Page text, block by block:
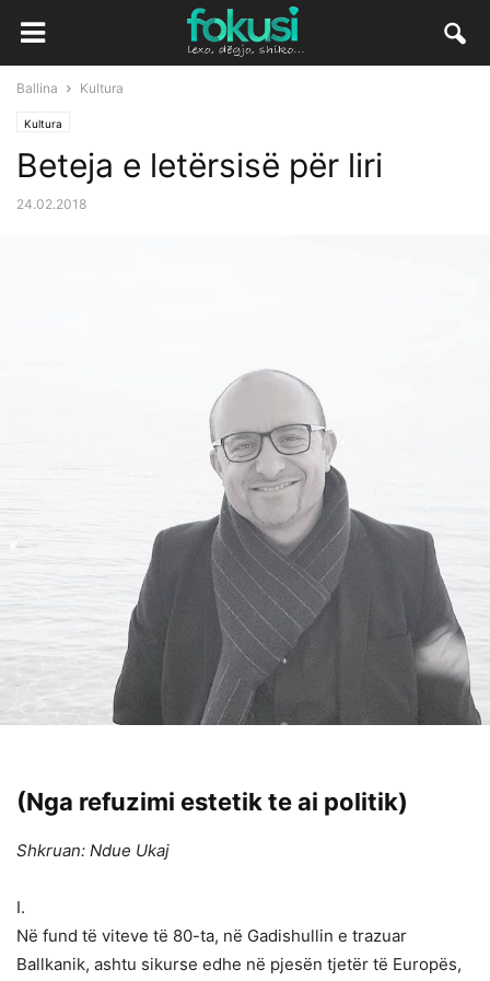
Ballina Kultura
Kultura
Beteja e letërsisë për liri
24.02.2018
(Nga refuzimi estetik te ai politik)
Shkruan: Ndue Ukaj
I.
Në fund të viteve të 80-ta, në Gadishullin e trazuar
Ballkanik, ashtu sikurse edhe në pjesën tjetër të Europës,